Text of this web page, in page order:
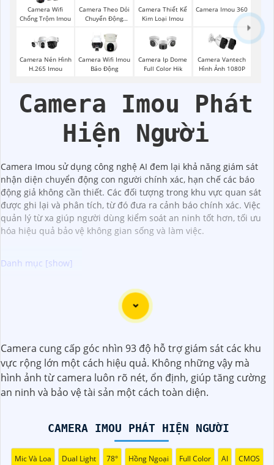
Camera Wifi
Chống Trộm Imou
Camera Theo Dỏi
Chuyển Động
Camera Thiết Kế
Kim Loại Imou
Camera Imou 360
Camera Nén Hình
H.265 Imou
Camera Wifi Imou
Báo Động
Camera Ip Dome
Full Color Hik
Camera Vantech
Hình Ảnh 1080P
Camera Imou Phát
Hiện Người
Camera Imou sử dụng công nghệ AI đem lại khả năng giám sát
nhận diện chuyển động con người chính xác, hạn chế các báo
động giả không cần thiết. Các đối tượng trong khu vực quan sát
được ghi lại và phân tích, từ đó đưa ra cảnh báo chính xác. Việc
quản lý từ xa giúp người dùng kiểm soát an ninh tốt hơn, tối ưu
hóa hiệu quả bảo vệ không gian sống và làm việc.
Dưới đây là 96 từ giới thiệu về Camera IP 2K là giải pháp
phù hợp cho hệ thống an ninh của bạn:
"Camera IP 2K là sự lựa chọn hoàn hảo để nâng cao hệ
cung cấp hình ảnh sắc nét, chi tiết. Tích hợp công nghệ
hiện đại, thiết bị tự động ghi hình khi phát hiện chuyển
động, nâng cao an toàn không bỏ lỡ bất kỳ sự kiện nào. 📃
Đặc biệtkhả năng kết nối mạng linh hoạt giúp bạn dễ
là giải pháp hiệu quả để bảo vệ ngôi nhà hoặc doanh
Camera cung cấp góc nhìn 93 độ hỗ trợ giám sát các khu
vực rộng lớn một cách hiệu quả. Không những vậy mà
hình ảnh từ camera luôn rõ nét, ổn định, giúp tăng cường
an ninh và bảo vệ tài sản một cách toàn diện.
CAMERA IMOU PHÁT HIỆN NGƯỜI
Mic Và Loa Dual Light 78° Hồng Ngoại Full Color AI CMOS